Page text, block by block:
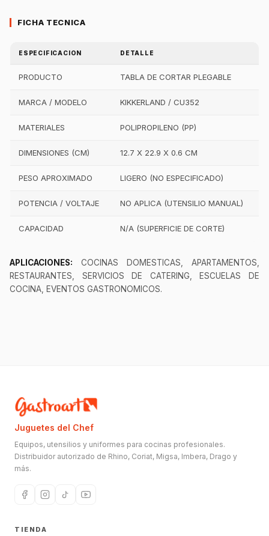
FICHA TECNICA
ESPECIFICACION DETALLE
PRODUCTO TABLA DE CORTAR PLEGABLE
MARCA / MODELO KIKKERLAND / CU352
MATERIALES POLIPROPILENO (PP)
DIMENSIONES (CM) 12.7 X 22.9 X 0.6 CM
PESO APROXIMADO LIGERO (NO ESPECIFICADO)
POTENCIA / VOLTAJE NO APLICA (UTENSILIO MANUAL)
CAPACIDAD N/A (SUPERFICIE DE CORTE)
APLICACIONES: COCINAS DOMESTICAS, APARTAMENTOS,
RESTAURANTES, SERVICIOS DE CATERING, ESCUELAS DE
COCINA, EVENTOS GASTRONOMICOS.
Juguetes del Chef
Equipos, utensilios y uniformes para cocinas profesionales.
Distribuidor autorizado de Rhino, Coriat, Migsa, Imbera, Drago y
más.
TIENDA